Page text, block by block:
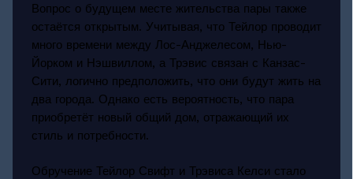
Вопрос о будущем месте жительства пары также
остаётся открытым. Учитывая, что Тейлор проводит
много времени между Лос-Анджелесом, Нью-
Йорком и Нэшвиллом, а Трэвис связан с Канзас-
Сити, логично предположить, что они будут жить на
два города. Однако есть вероятность, что пара
приобретёт новый общий дом, отражающий их
стиль и потребности.
Обручение Тейлор Свифт и Трэвиса Келси стало